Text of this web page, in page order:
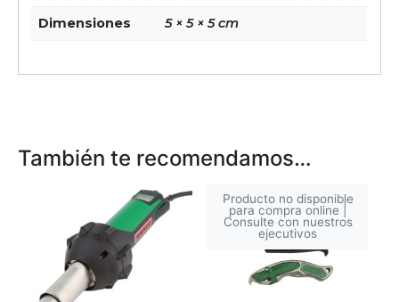
Dimensiones 5 × 5 × 5 cm
También te recomendamos…
Producto no disponible
para compra online |
Consulte con nuestros
ejecutivos